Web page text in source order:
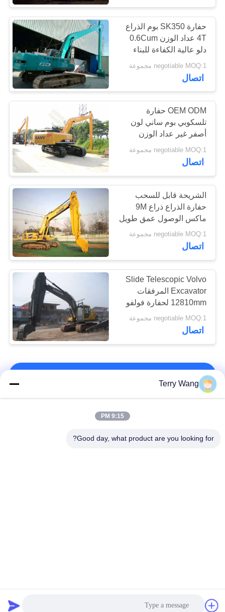
حفارة SK350 بوم الذراع
4T عداد الوزن 0.6Cum
دلو عالية الكفاءة للبناء
negotiable MOQ:1 مجموعة
اتصال
OEM ODM حفارة
تلسكوبي بوم ساني لون
أصفر غير عداد الوزن
negotiable MOQ:1 مجموعة
اتصال
الشريحة قابل للسحب
حفارة الذراع ذراع 9M
ماكس الوصول عمق طويل
متانة عالية الأداء
negotiable MOQ:1 مجموعة
اتصال
Slide Telescopic Volvo
Excavator المرفقات
12810mm لحفارة فولفو
EC210
negotiable MOQ:1 مجموعة
اتصال
Terry Wang
9:15 PM
Good day, what product are you looking for?